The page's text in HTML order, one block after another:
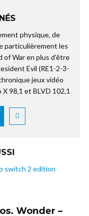
physique, de
particulièrement les
War en plus d’être
Evil (RE1-2-3-
jeux vidéo
98,1 et BLVD 102,1
Wonder –